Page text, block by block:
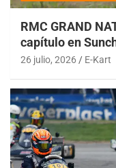
RMC GRAND
capítulo en
26 julio, 2026 E-Kart